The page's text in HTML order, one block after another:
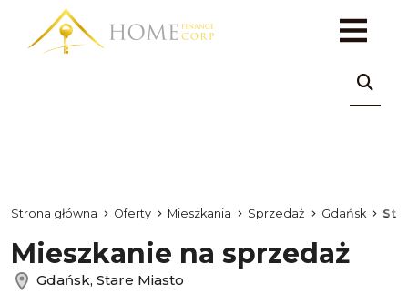
Strona główna Oferty Mieszkania Sprzedaż Gdańsk
Mieszkanie na sprzedaż
Gdańsk, Stare Miasto